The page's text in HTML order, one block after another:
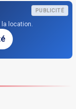
PUBLICITÉ
la location.